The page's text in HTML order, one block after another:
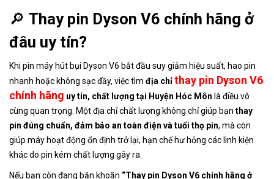
🔎 Thay pin Dyson V6 chính hãng ở
đâu uy tín?
Khi pin máy hút bụi Dyson V6 bắt đầu suy giảm hiệu suất, hao pin
nhanh hoặc không sạc đầy, việc tìm địa chỉthay pin Dyson V6
chính hãng uy tín, chất lượng tại Huyện Hóc Môn là điều vô
cùng quan trọng. Một địa chỉ chất lượng không chỉ giúp bạn thay
pin đúng chuẩn, đảm bảo an toàn điện và tuổi thọ pin, mà còn
giúp máy hoạt động ổn định trở lại, hạn chế hư hỏng các linh kiện
khác do pin kém chất lượng gây ra.
Nếu bạn còn đang băn khoăn “Thay pin Dyson V6 chính hãng ở